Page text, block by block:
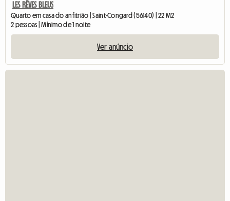
LES RÊVES BLEUS
Quarto em casa do anfitrião | Saint-Congard (56140) | 22 M2
2 pessoas | Mínimo de 1 noite
Ver anúncio